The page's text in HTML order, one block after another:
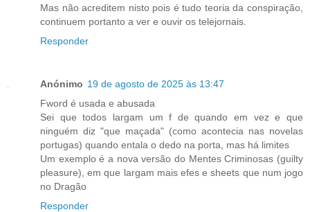
Mas não acreditem nisto pois é tudo teoria da conspiração,
continuem portanto a ver e ouvir os telejornais.
Responder
Anónimo 19 de agosto de 2025 às 13:47
Fword é usada e abusada
Sei que todos largam um f de quando em vez e que
ninguém diz "que maçada" (como acontecia nas novelas
portugas) quando entala o dedo na porta, mas há limites
Um exemplo é a nova versão do Mentes Criminosas (guilty
pleasure), em que largam mais efes e sheets que num jogo
no Dragão
Responder